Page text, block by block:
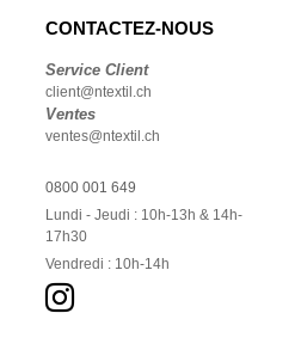
CONTACTEZ-NOUS
Service Client
client@ntextil.ch
Ventes
ventes@ntextil.ch
0800 001 649
Lundi - Jeudi : 10h-13h & 14h-
17h30
Vendredi : 10h-14h